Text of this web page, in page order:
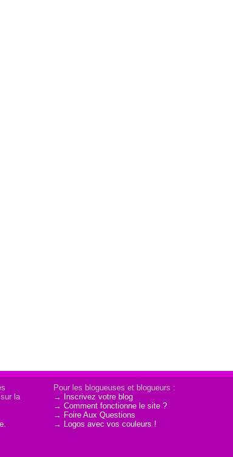
la
Pour les blogueuses et blogueurs :
→ Inscrivez votre blog
→Comment fonctionne le site ?
→ Foire Aux Questions
→ Logos avec vos couleurs !